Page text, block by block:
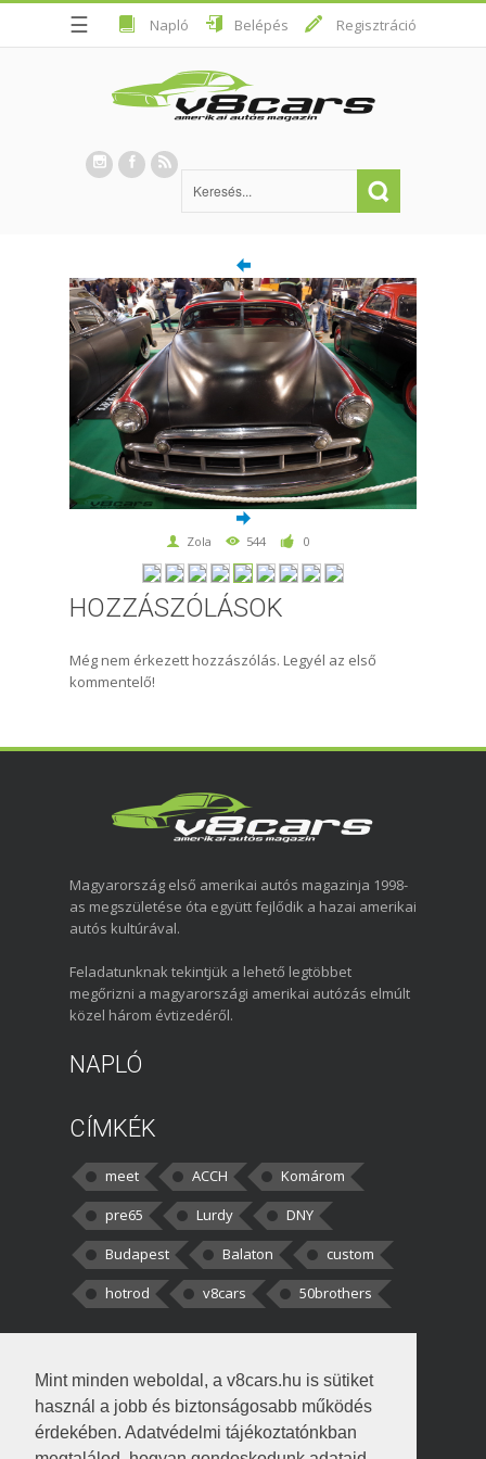
Mint minden weboldal, a v8cars.hu is sütiket
használ a jobb és biztonságosabb működés
érdekében. Adatvédelmi tájékoztatónkban
☰ Napló Belépés Regisztráció
Zola 544 0
HOZZÁSZÓLÁSOK
Még nem érkezett hozzászólás. Legyél az első
kommentelő!
Magyarország első amerikai autós magazinja 1998-
as megszületése óta együtt fejlődik a hazai amerikai
autós kultúrával.
Feladatunknak tekintjük a lehető legtöbbet
megőrizni a magyarországi amerikai autózás elmúlt
közel három évtizedéről.
NAPLÓ
CÍMKÉK
meet ACCH
Komárom
pre65
Lurdy
DNY
Budapest
Balaton
custom
hotrod
v8cars 50brothers
kortisz:Elszúrtam! Én csak két
darabbaal számoltam. Nem tudtam, hogy fél autót,